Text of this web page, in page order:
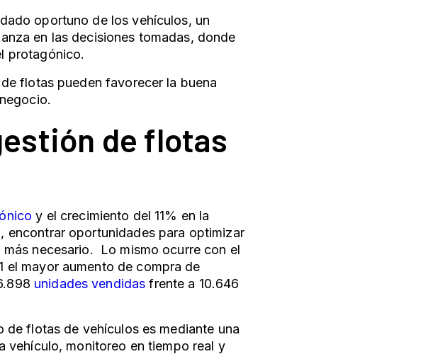
oportuno de los vehículos, un
en las decisiones tomadas, donde
protagónico.
flotas pueden favorecer la buena
de flotas
y el crecimiento del 11% en la
encontrar oportunidades para optimizar
necesario. Lo mismo ocurre con el
el mayor aumento de compra de
unidades vendidas frente a 10.646
flotas de vehículos es mediante una
vehículo, monitoreo en tiempo real y